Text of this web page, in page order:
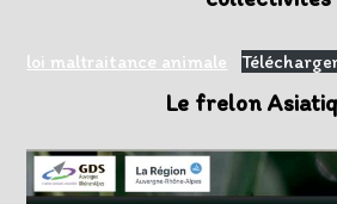
loi maltraitance animale
Le frelon